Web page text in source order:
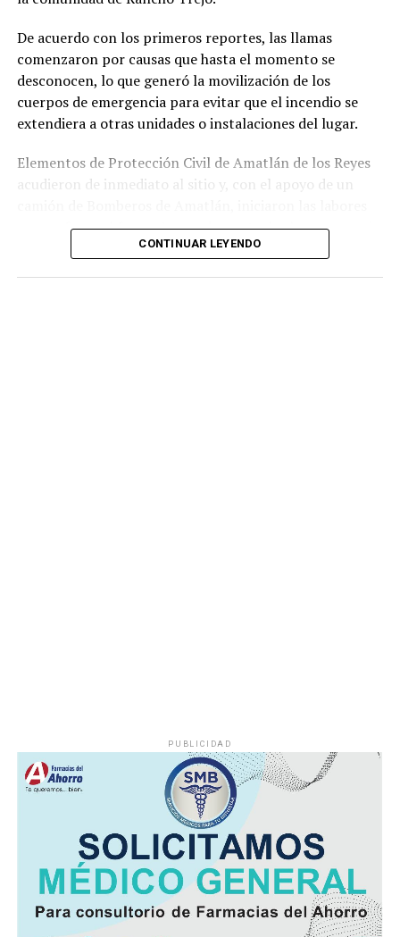
públicos.
De acuerdo con los primeros reportes, las llamas
comenzaron por causas que hasta el momento se
desconocen, lo que generó la movilización de los
cuerpos de emergencia para evitar que el incendio se
extendiera a otras unidades o instalaciones del lugar.
Elementos de Protección Civil de Amatlán de los Reyes
acudieron de inmediato al sitio y, con el apoyo de un
para sofocar el fuego, logrando controlar la emergencia
tras varios minutos de trabajo.
CONTINUAR LEYENDO
PUBLICIDAD